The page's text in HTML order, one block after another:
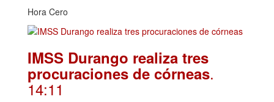
Hora Cero
IMSS Durango realiza tres
procuraciones de córneas.
14:11